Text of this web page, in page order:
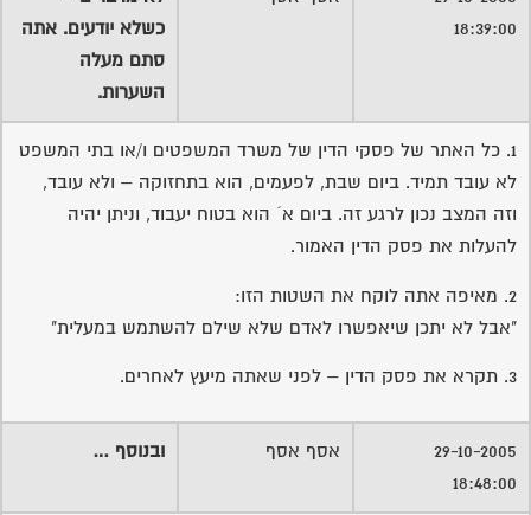
18:39:00
כשלא יודעים. אתה
סתם מעלה
השערות.
1. כל האתר של פסקי הדין של משרד המשפטים ו/או בתי המשפט
לא עובד תמיד. ביום שבת, לפעמים, הוא בתחזוקה – ולא עובד,
וזה המצב נכון לרגע זה. ביום א´ הוא בטוח יעבוד, וניתן יהיה
להעלות את פסק הדין האמור.
"אבל לא יתכן שיאפשרו לאדם שלא שילם להשתמש במעלית"
29-10-2005
18:48:00
אסף אסף ובנוסף …